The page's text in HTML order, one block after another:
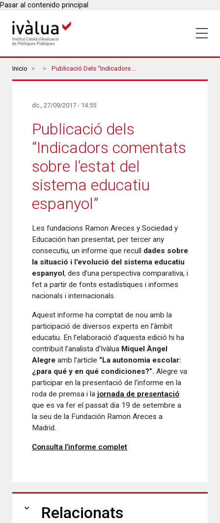
Pasar al contenido principal
Breadcrumbs
Inicio Publicació Dels “Indicadors Comentats Sobre L’estat Del Sistema Educatiu Espanyol”
dc., 27/09/2017 - 14:55
Publicació dels
“Indicadors comentats
sobre l’estat del
sistema educatiu
espanyol”
Les fundacions Ramon Areces y Sociedad y
Educación han presentat, per tercer any
consecutiu, un informe que recull dades sobre
la situació i l’evolució del sistema educatiu
espanyol, des d’una perspectiva comparativa, i
fet a partir de fonts estadístiques i informes
nacionals i internacionals.
Aquest informe ha comptat de nou amb la
participació de diversos experts en l’àmbit
educatiu. En l’elaboració d’aquesta edició hi ha
contribuït l’analista d’Ivàlua Miquel Àngel
Alegre amb l’article “La autonomia escolar:
¿para qué y en qué condiciones?”. Alegre va
participar en la presentació de l’informe en la
roda de premsa i la jornada de presentació
que es va fer el passat dia 19 de setembre a
la seu de la Fundación Ramon Areces a
Madrid.
Consulta l’informe complet
expand_more Relacionats